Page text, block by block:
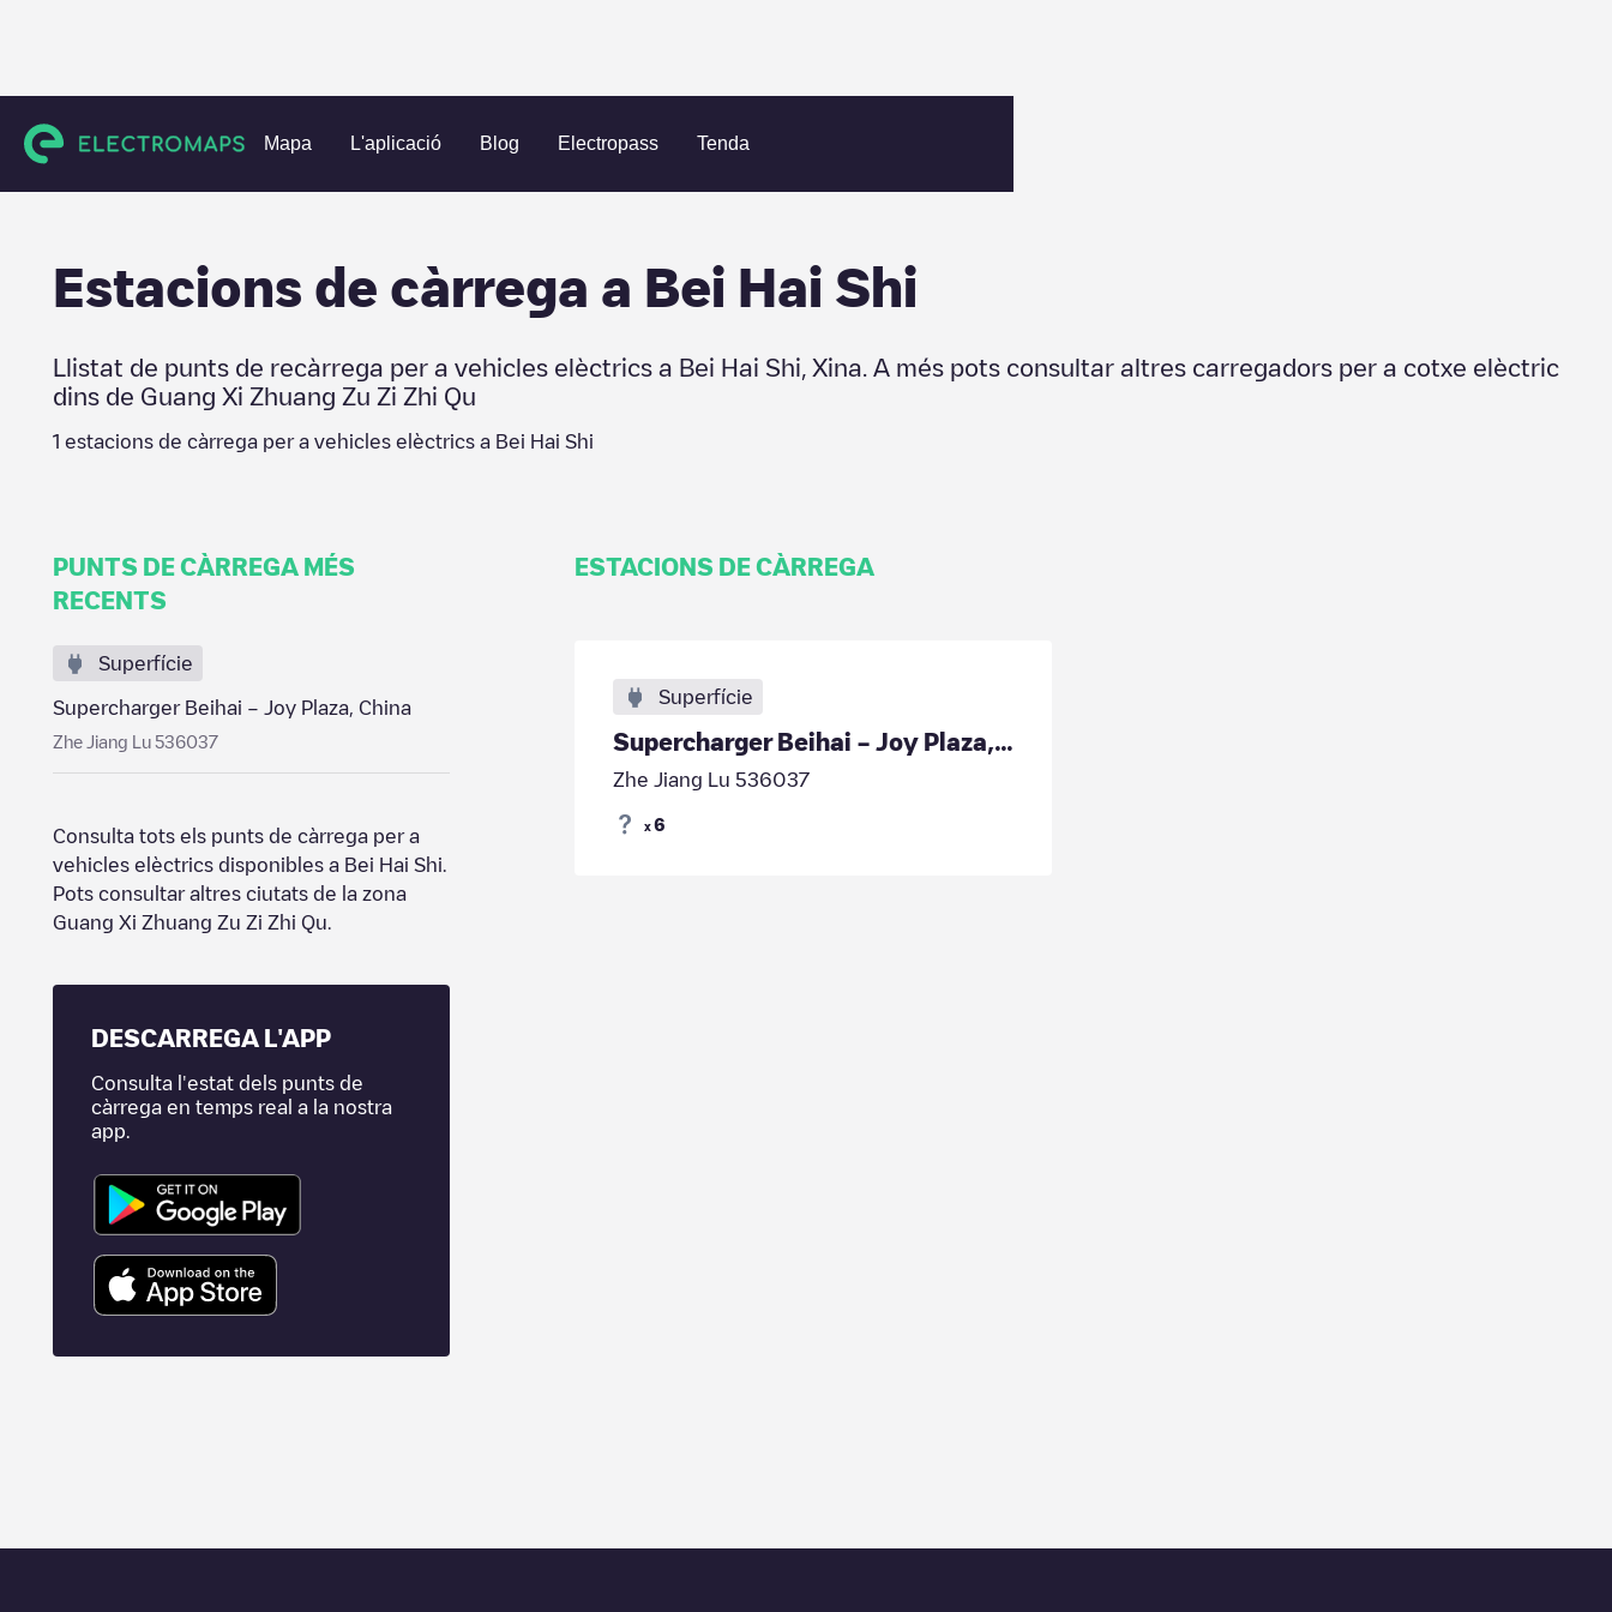
Mapa L'aplicació Blog Electropass Tenda
Charging stations Xina Guang Xi Zhuang Zu Zi Zhi Qu Bei Hai Shi
Estacions de càrrega a Bei Hai Shi
Llistat de punts de recàrrega per a vehicles elèctrics a Bei Hai Shi Xina . A més pots consultar altres carregadors per a cotxe elèctric
dins de Guang Xi Zhuang Zu Zi Zhi Qu
1 estacions de càrrega per a vehicles elèctrics a Bei Hai Shi
PUNTS DE CÀRREGA MÉS
RECENTS
Superfície
Supercharger Beihai – Joy Plaza, China
Zhe Jiang Lu 536037
Consulta tots els punts de càrrega per a
vehicles elèctrics disponibles a Bei Hai Shi
Pots consultar altres ciutats de la zona
Guang Xi Zhuang Zu Zi Zhi Qu
DESCARREGA L'APP
Consulta l'estat dels punts de
càrrega en temps real a la nostra
app.
ESTACIONS DE CÀRREGA
Superfície
Supercharger Beihai – Joy Plaza, China
Zhe Jiang Lu 536037
x 6